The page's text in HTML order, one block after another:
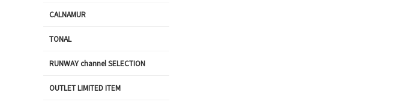
CALNAMUR
TONAL
RUNWAY channel SELECTION
OUTLET LIMITED ITEM